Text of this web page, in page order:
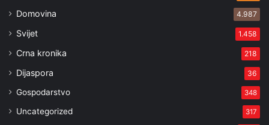
Domovina 4.987
Svijet 1.458
Crna kronika 218
Dijaspora 36
Gospodarstvo 348
Uncategorized 317